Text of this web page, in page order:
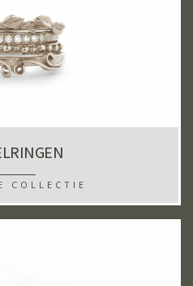
COLLECTIE